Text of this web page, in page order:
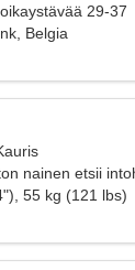
29-37
Belgia
nainen etsii
55 kg (121 lbs)